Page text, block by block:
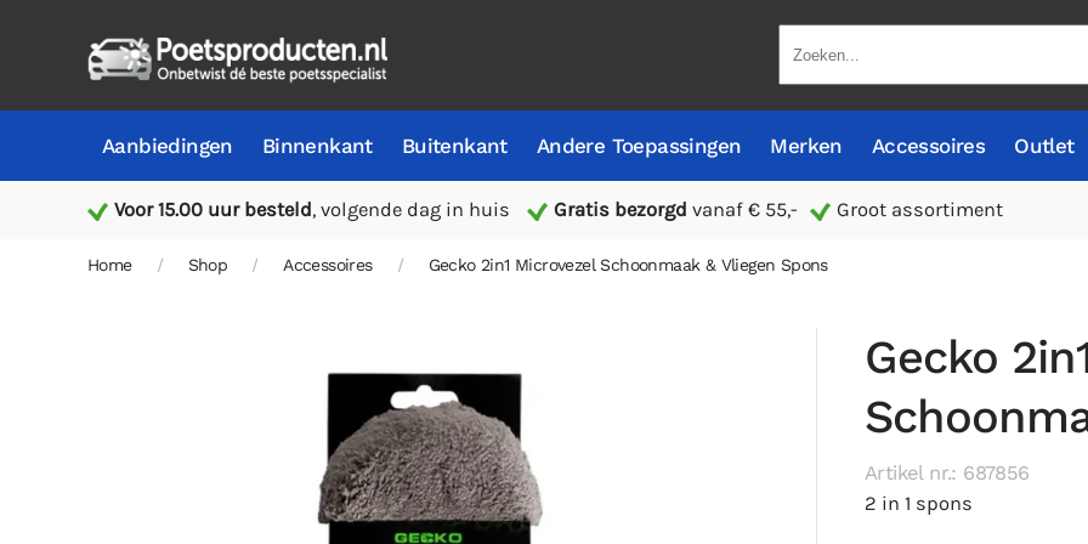
Aanbiedingen Binnenkant Buitenkant Andere Toepassingen Merken Accessoires Outlet
Voor 15.00 uur besteld , volgende dag in huis Gratis bezorgd vanaf € 55,- Groot assortiment
Home Shop Accessoires Gecko 2in1 Microvezel Schoonmaak & Vliegen Spons
Gecko
Artikel nr.: 687856
2 in 1 spons